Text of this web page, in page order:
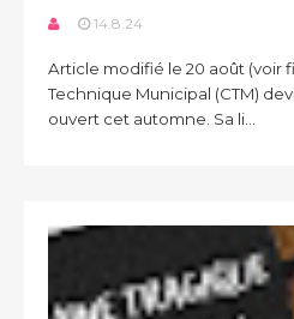
14.8.24
Article modifié le 20 août (voir
Technique Municipal (CTM)
ouvert cet automne. Sa li...